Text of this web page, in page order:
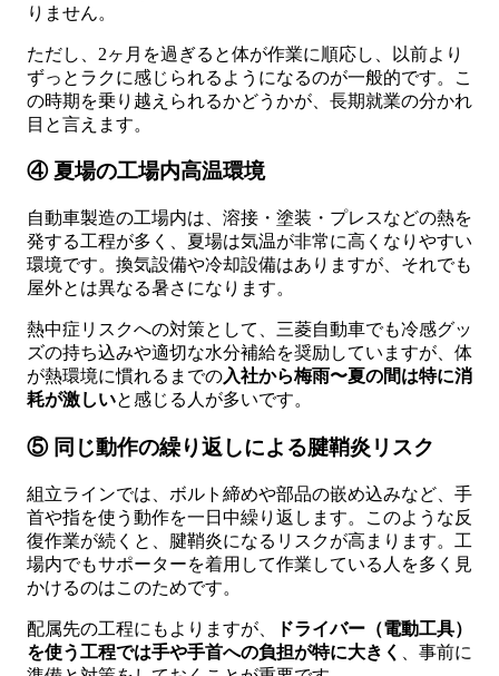
りません。
ただし、2ヶ月を過ぎると体が作業に順応し、以前より
ずっとラクに感じられるようになるのが一般的です。こ
の時期を乗り越えられるかどうかが、長期就業の分かれ
目と言えます。
④ 夏場の工場内高温環境
自動車製造の工場内は、溶接・塗装・プレスなどの熱を
発する工程が多く、夏場は気温が非常に高くなりやすい
環境です。換気設備や冷却設備はありますが、それでも
屋外とは異なる暑さになります。
熱中症リスクへの対策として、三菱自動車でも冷感グッ
ズの持ち込みや適切な水分補給を奨励していますが、体
が熱環境に慣れるまでの入社から梅雨〜夏の間は特に消
耗が激しいと感じる人が多いです。
⑤ 同じ動作の繰り返しによる腱鞘炎リスク
組立ラインでは、ボルト締めや部品の嵌め込みなど、手
首や指を使う動作を一日中繰り返します。このような反
復作業が続くと、腱鞘炎になるリスクが高まります。工
場内でもサポーターを着用して作業している人を多く見
かけるのはこのためです。
配属先の工程にもよりますが、
ドライバー（電動工具）
を使う工程では手や手首への負担が特に大きく
、事前に